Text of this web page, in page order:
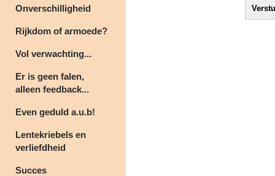
Onverschilligheid
Rijkdom of armoede?
Vol verwachting...
Er is geen falen,
alleen feedback...
Even geduld a.u.b!
Lentekriebels en
verliefdheid
Succes